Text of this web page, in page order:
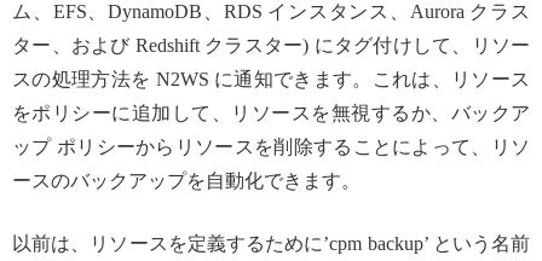
ム、EFS、DynamoDB、RDS インスタンス、Aurora クラス
ター、および Redshift クラスター) にタグ付けして、リソー
スの処理方法を N2WS に通知できます。これは、リソース
をポリシーに追加して、リソースを無視するか、バックア
ップ ポリシーからリソースを削除することによって、リソ
ースのバックアップを自動化できます。
以前は、リソースを定義するために’cpm backup’ という名前